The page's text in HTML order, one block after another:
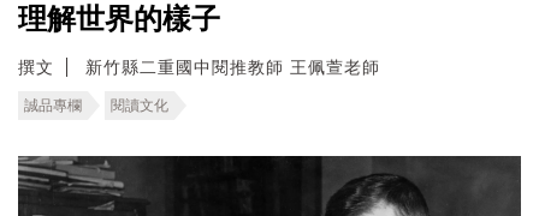
理解世界的樣子
撰文 新竹縣二重國中閱推教師 王佩萱老師
誠品專欄 閱讀文化